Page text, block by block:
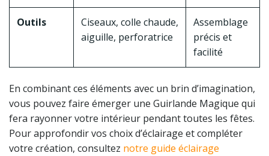
Outils
Ciseaux, colle chaude,
aiguille, perforatrice
Assemblage
précis et
facilité
En combinant ces éléments avec un brin d’imagination,
vous pouvez faire émerger une Guirlande Magique qui
fera rayonner votre intérieur pendant toutes les fêtes.
Pour approfondir vos choix d’éclairage et compléter
votre création, consultez notre guide éclairage